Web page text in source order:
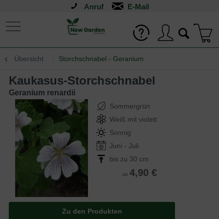
Anruf
Übersicht Storchschnabel - Geranium
Kaukasus-Storchschnabel
Geranium renardii
Sommergrün
Weiß mit violett
Sonnig
Juni - Juli
bis zu 30 cm
ab 4,90 €
Zu den Produkten